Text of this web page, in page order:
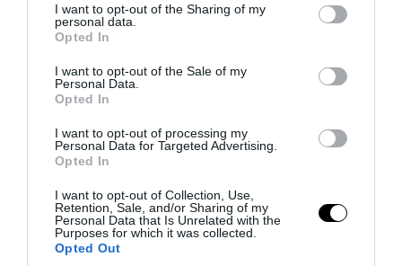
not limited to your visit or usage behaviour. You may click to
grant or deny consent to Google and its third-party tags to
use your data for below specified purposes in below Google
consent section.
I want to opt-out of the Sharing of my
personal data.
Opted In
I want to opt-out of the Sale of my
Personal Data.
Opted In
I want to opt-out of processing my
Personal Data for Targeted Advertising.
Opted In
I want to opt-out of Collection, Use,
Retention, Sale, and/or Sharing of my
Personal Data that Is Unrelated with the
Purposes for which it was collected.
Opted Out
PRONEWS.GR /ΕΣΩΤΕΡΙΚΗ ΑΣΦΑΛΕΙΑ
καρφώθηκε σε πολυκατοικία στη
Μαγνησία (φώτο)